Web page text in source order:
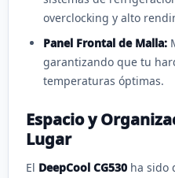
overclocking y alto
Panel Frontal de Malla:
garantizando que tu
temperaturas óptimas.
Espacio y
Lugar
El DeepCool CG530 ha sido